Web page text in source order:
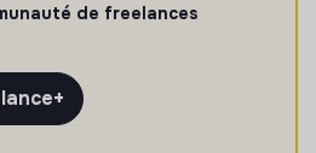
de freelances